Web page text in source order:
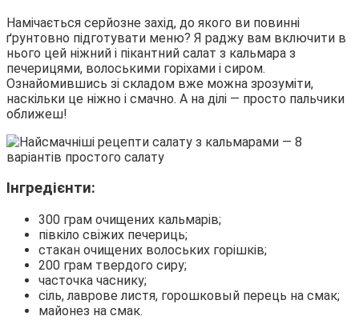
Намічається серйозне захід, до якого ви повинні
ґрунтовно підготувати меню? Я раджу вам включити в
нього цей ніжний і пікантний салат з кальмара з
печерицями, волоськими горіхами і сиром.
Ознайомившись зі складом вже можна зрозуміти,
наскільки це ніжно і смачно. А на ділі — просто пальчики
оближеш!
Інгредієнти:
300 грам очищених кальмарів;
півкіло свіжих печериць;
стакан очищених волоських горішків;
200 грам твердого сиру;
часточка часнику;
сіль, лаврове листя, горошковый перець на смак;
майонез на смак.